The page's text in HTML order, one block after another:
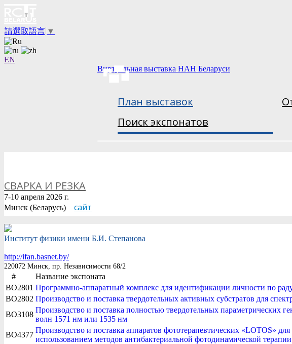
請選取語言 ▼
EN
Виртуальная выставка НАН Беларуси
План выставок
Поиск экспонатов
СВАРКА И РЕЗКА
7-10 апреля 2026 г.
Минск (Беларусь) сайт
Институт физики имени Б.И. Степанова
http://ifan.basnet.by/
220072 Минск, пр. Независимости 68/2
#
Название экспоната
BO2801 Программно-аппаратный комплекс для идентификации личности по
BO2802 Производство и поставка твердотельных активных субстратов для
BO3108
Производство и поставка полностью твердотельных параметрических
волн 1571 нм или 1535 нм
BO4377
Производство и поставка аппаратов фототерапевтических «LOTOS»
использованием методов антибактериальной фотодинамической